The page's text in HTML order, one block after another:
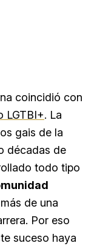
coincidió con
LGTBI+. La
gais de la
décadas de
todo tipo
de una
Por eso
suceso haya